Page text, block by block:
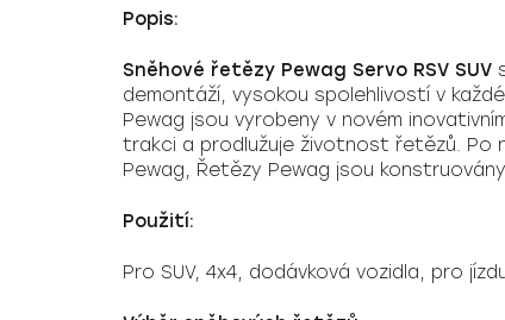
Popis:
Sněhové řetězy Pewag Servo RSV SUV
demontáží, vysokou spolehlivostí v
Pewag jsou vyrobeny v novém
trakci a prodlužuje životnost řetězů. Po
Pewag, Řetězy Pewag jsou
Použití:
Pro SUV, 4x4, dodávková vozidla, pro